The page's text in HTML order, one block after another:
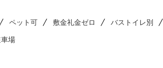
ペット可 敷金礼金ゼロ バストイレ別
場